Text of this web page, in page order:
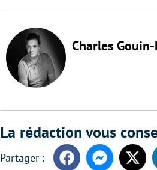
Charles
La rédaction vous
FacebookMessenger